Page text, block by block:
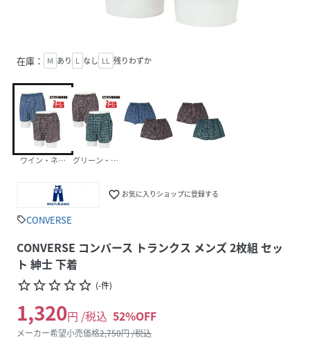
在庫： M あり L なし LL 残りわずか
ワイン・ネイビーグリーン・ワイン
favorite_border お気に入りショップに登録する
sellCONVERSE
CONVERSE コンバース トランクス メンズ 2枚組 セッ
ト 紳士 下着
star_borderstar_borderstar_borderstar_borderstar_border (-件)
1,320円 /税込 52%OFF
メーカー希望小売価格2,750円 /税込